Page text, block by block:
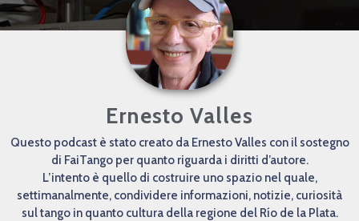
Ernesto Valles
Questo podcast è stato creato da Ernesto Valles con il sostegno
di FaiTango per quanto riguarda i diritti d’autore.
L’intento è quello di costruire uno spazio nel quale,
settimanalmente, condividere informazioni, notizie, curiosità
sul tango in quanto cultura della regione del Río de la Plata.